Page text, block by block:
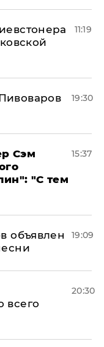
11:19
19:30
Сэм
"С тем
15:37
объявлен
19:09
всего
20:30